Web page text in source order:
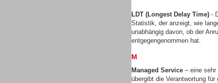
LDT (Longest Delay Time) -
Statistik, der anzeigt, wie
unabhängig davon, ob der
entgegengenommen hat.
M
Managed Service – eine sehr
übergibt die Verantwortung